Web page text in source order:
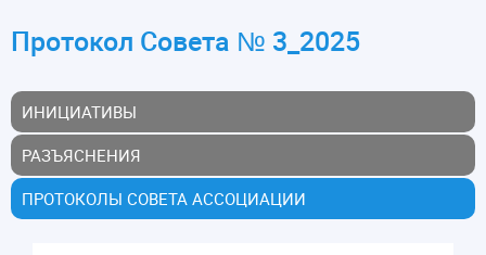
Протокол Совета № 3_2025
ИНИЦИАТИВЫ
РАЗЪЯСНЕНИЯ
ПРОТОКОЛЫ СОВЕТА АССОЦИАЦИИ